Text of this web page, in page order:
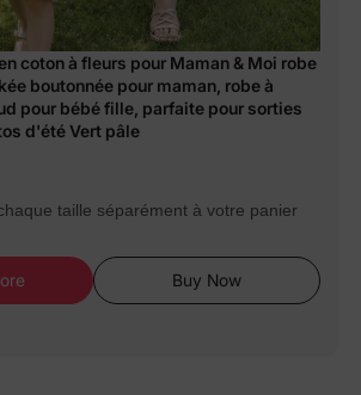
coton à fleurs pour Maman & Moi robe
boutonnée pour maman, robe à
pour bébé fille, parfaite pour sorties
d'été Vert pâle
taille séparément à votre panier
Buy Now